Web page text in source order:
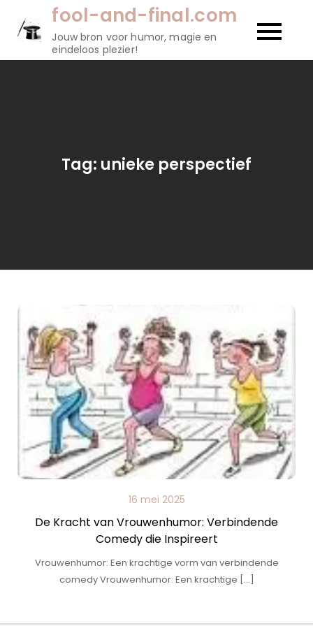
fool-and-final.com
Jouw bron voor humor, magie en
eindeloos plezier!
Tag: unieke perspectief
16 mei 2025
De Kracht van Vrouwenhumor: Verbindende
Comedy die Inspireert
Vrouwenhumor: Een krachtige vorm van verbindende
comedy Vrouwenhumor: Een krachtige […]